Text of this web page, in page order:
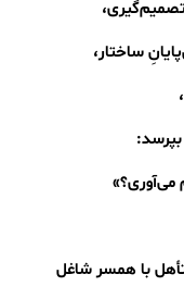
تصمیم‌گیری،
ساختار،
می‌آوری؟»
با همسر شاغل